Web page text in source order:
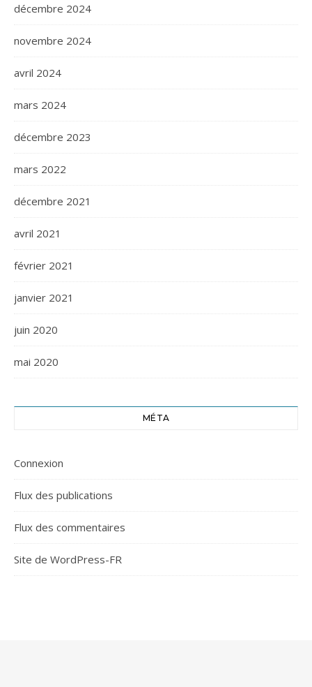
décembre 2024
novembre 2024
avril 2024
mars 2024
décembre 2023
mars 2022
décembre 2021
avril 2021
février 2021
janvier 2021
juin 2020
mai 2020
MÉTA
Connexion
Flux des publications
Flux des commentaires
Site de WordPress-FR